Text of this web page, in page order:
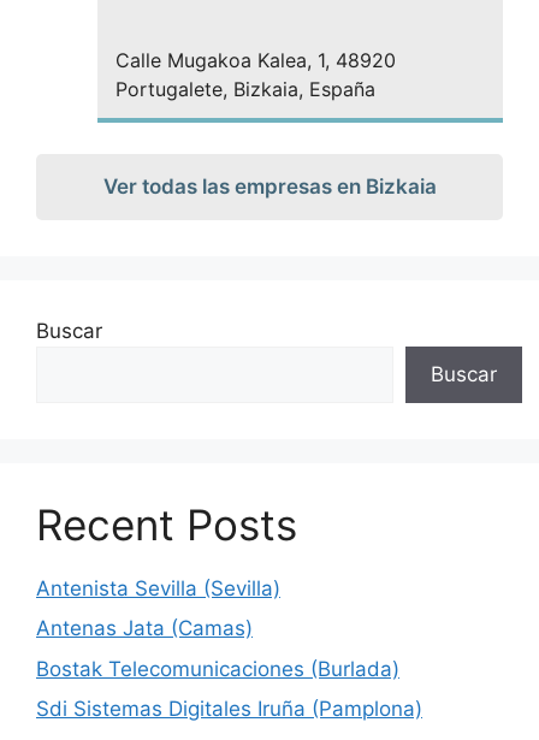
Calle Mugakoa Kalea, 1, 48920
Portugalete, Bizkaia, España
Ver todas las empresas en Bizkaia
Buscar
Buscar
Recent Posts
Antenista Sevilla (Sevilla)
Antenas Jata (Camas)
Bostak Telecomunicaciones (Burlada)
Sdi Sistemas Digitales Iruña (Pamplona)